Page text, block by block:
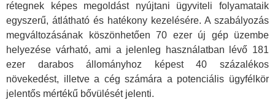
rétegnek képes megoldást nyújtani ügyviteli folyamataik
egyszerű, átlátható és hatékony kezelésére. A szabályozás
megváltozásának köszönhetően 70 ezer új gép üzembe
helyezése várható, ami a jelenleg használatban lévő 181
ezer darabos állományhoz képest 40 százalékos
növekedést, illetve a cég számára a potenciális ügyfélkör
jelentős mértékű bővülését jelenti.